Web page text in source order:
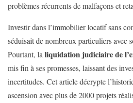
problèmes récurrents de malfaçons et
Investir dans l’immobilier locatif sans
séduisait de nombreux particuliers avec
Pourtant, la liquidation judiciaire de
mis fin à ses promesses, laissant des
incertitudes. Cet article décrypte
ascension avec plus de 2000 projets